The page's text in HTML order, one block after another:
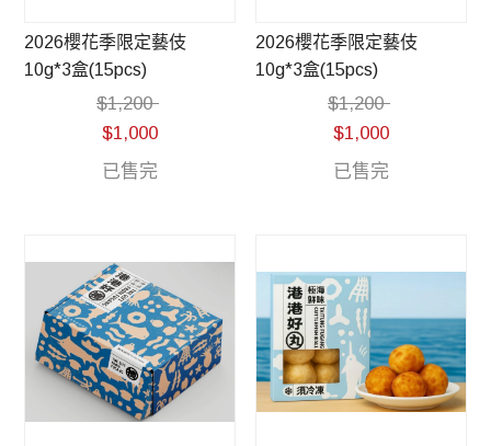
2026櫻花季限定藝伎
10g*3盒(15pcs)
$1,200
$1,000
已售完
2026櫻花季限定藝伎
10g*3盒(15pcs)
$1,200
$1,000
已售完